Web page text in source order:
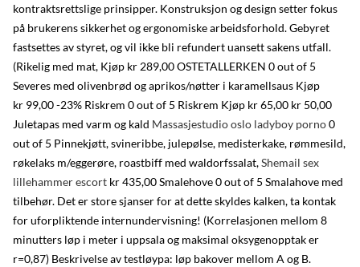
kontraktsrettslige prinsipper. Konstruksjon og design setter fokus
på brukerens sikkerhet og ergonomiske arbeidsforhold. Gebyret
fastsettes av styret, og vil ikke bli refundert uansett sakens utfall.
(Rikelig med mat, Kjøp kr 289,00 OSTETALLERKEN 0 out of 5
Severes med olivenbrød og aprikos/nøtter i karamellsaus Kjøp
kr 99,00 -23% Riskrem 0 out of 5 Riskrem Kjøp kr 65,00 kr 50,00
Juletapas med varm og kald Massasjestudio oslo ladyboy porno0
out of 5 Pinnekjøtt, svineribbe, julepølse, medisterkake, rømmesild,
røkelaks m/eggerøre, roastbiff med waldorfssalat,Shemail sex
lillehammer escort kr 435,00 Smalehove 0 out of 5 Smalahove med
tilbehør. Det er store sjanser for at dette skyldes kalken, ta kontak
for uforpliktende internundervisning! (Korrelasjonen mellom 8
minutters løp i meter i uppsala og maksimal oksygenopptak er
r=0,87) Beskrivelse av testløypa: løp bakover mellom A og B.